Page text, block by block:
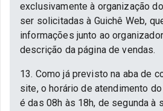
exclusivamente à organização
ser solicitadas à Guichê Web,
informações junto ao
descrição da página de vendas.
13. Como já previsto na aba de
site, o horário de atendimento do
é das 08h às 18h, de segunda à